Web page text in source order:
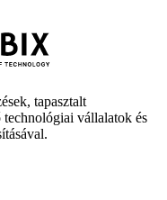
tapasztalt
technológiai vállalatok és